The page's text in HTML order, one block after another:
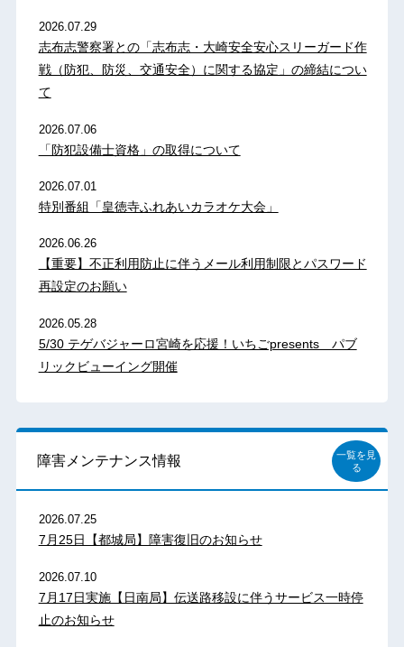
2026.07.29
志布志警察署との「志布志・大崎安全安心スリーガード作
戦（防犯、防災、交通安全）に関する協定」の締結につい
て
2026.07.06
「防犯設備士資格」の取得について
2026.07.01
特別番組「皇徳寺ふれあいカラオケ大会」
2026.06.26
【重要】不正利用防止に伴うメール利用制限とパスワード
再設定のお願い
2026.05.28
5/30 テゲバジャーロ宮崎を応援！いちごpresents パブ
リックビューイング開催
障害メンテナンス情報
一覧を見
る
2026.07.25
7月25日【都城局】障害復旧のお知らせ
2026.07.10
7月17日実施【日南局】伝送路移設に伴うサービス一時停
止のお知らせ